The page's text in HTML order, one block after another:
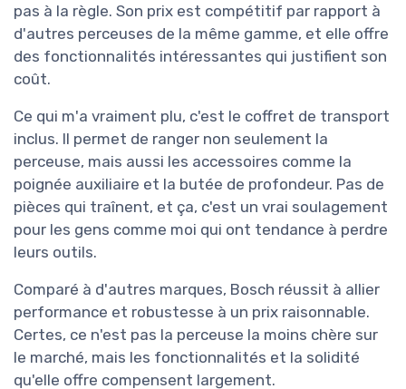
pas à la règle. Son prix est compétitif par rapport à
d'autres perceuses de la même gamme, et elle offre
des fonctionnalités intéressantes qui justifient son
coût.
Ce qui m'a vraiment plu, c'est le coffret de transport
inclus. Il permet de ranger non seulement la
perceuse, mais aussi les accessoires comme la
poignée auxiliaire et la butée de profondeur. Pas de
pièces qui traînent, et ça, c'est un vrai soulagement
pour les gens comme moi qui ont tendance à perdre
leurs outils.
Comparé à d'autres marques, Bosch réussit à allier
performance et robustesse à un prix raisonnable.
Certes, ce n'est pas la perceuse la moins chère sur
le marché, mais les fonctionnalités et la solidité
qu'elle offre compensent largement.